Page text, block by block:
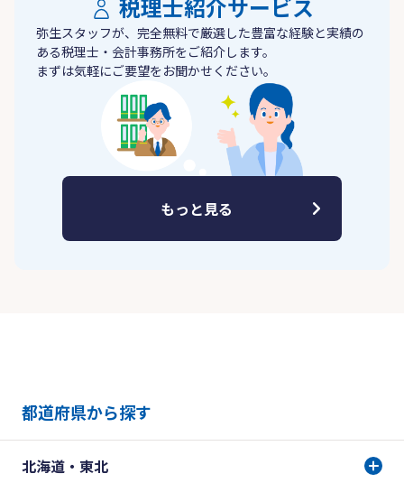
税理士紹介サービス
弥生スタッフが、完全無料で厳選した豊富な経験と実績の
ある税理士・会計事務所をご紹介します。
まずは気軽にご要望をお聞かせください。
もっと見る
都道府県から探す
北海道・東北